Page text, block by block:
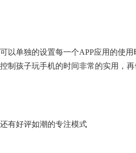
可以单独的设置每一个APP应用的使
控制孩子玩手机的时间非常的实用，再
还有好评如潮的专注模式